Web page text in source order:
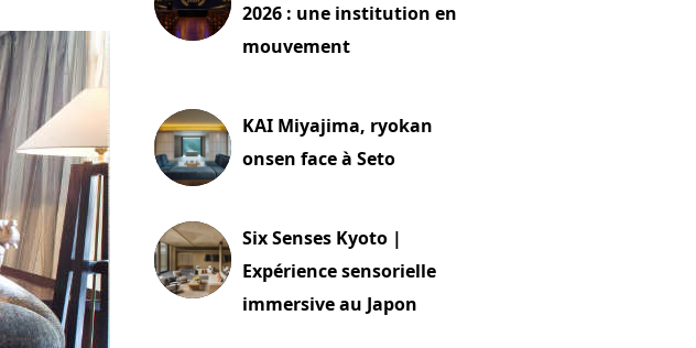
2026 : une institution en
mouvement
KAI Miyajima, ryokan
onsen face à Seto
Six Senses Kyoto |
Expérience sensorielle
immersive au Japon